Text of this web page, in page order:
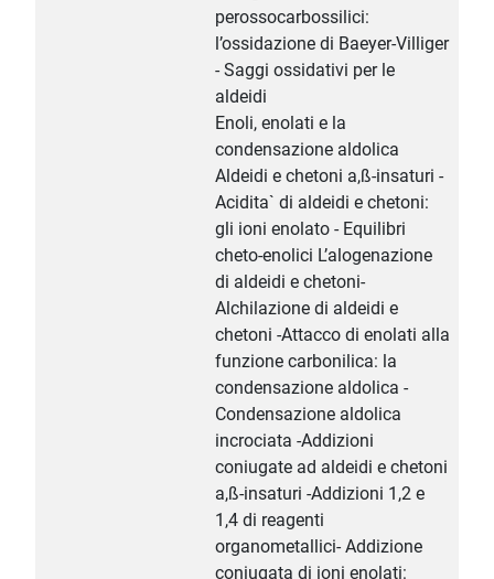
perossocarbossilici:
l’ossidazione di Baeyer-Villiger
- Saggi ossidativi per le
aldeidi
Enoli, enolati e la
condensazione aldolica
Aldeidi e chetoni a,ß-insaturi -
Acidita` di aldeidi e chetoni:
gli ioni enolato - Equilibri
cheto-enolici L’alogenazione
di aldeidi e chetoni-
Alchilazione di aldeidi e
chetoni -Attacco di enolati alla
funzione carbonilica: la
condensazione aldolica -
Condensazione aldolica
incrociata -Addizioni
coniugate ad aldeidi e chetoni
a,ß-insaturi -Addizioni 1,2 e
1,4 di reagenti
organometallici- Addizione
coniugata di ioni enolati: